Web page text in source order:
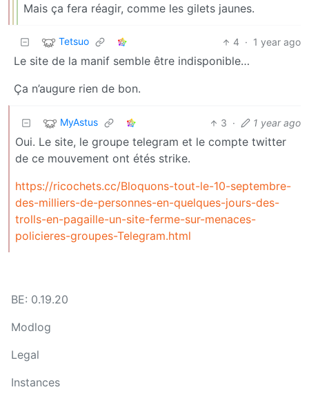
Mais ça fera réagir, comme les gilets jaunes.
Tetsuo 4 · 1 year ago
Le site de la manif semble être indisponible…
Ça n’augure rien de bon.
MyAstus 3 · 1 year ago
Oui. Le site, le groupe telegram et le compte twitter
de ce mouvement ont étés strike.
https://ricochets.cc/Bloquons-tout-le-10-septembre-
des-milliers-de-personnes-en-quelques-jours-des-
trolls-en-pagaille-un-site-ferme-sur-menaces-
policieres-groupes-Telegram.html
BE: 0.19.20
Modlog
Legal
Instances